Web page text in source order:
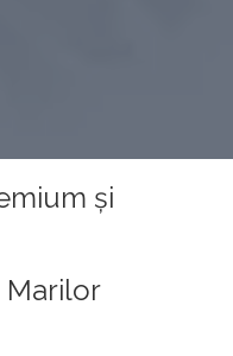
și
Marilor